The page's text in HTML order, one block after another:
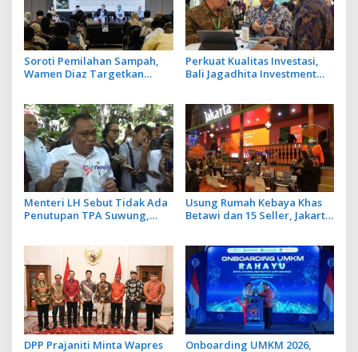
Soroti Pemilahan Sampah,
Wamen Diaz Targetkan
Perkuat Kualitas Investasi,
Bali Jagadhita Investment
Investor
Menteri LH Sebut Tidak Ada
Penutupan TPA Suwung,
Usung Rumah Kebaya Khas
Betawi dan 15 Seller, Jakarta
BBTF 2026
DPP Prajaniti Minta Wapres
Onboarding UMKM 2026,